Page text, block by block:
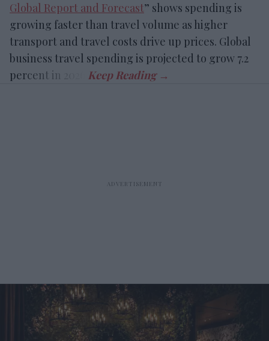
Global Report and Forecast” shows spending is
growing faster than travel volume as higher
transport and travel costs drive up prices. Global
business travel spending is projected to grow 7.2
percent in 2026.